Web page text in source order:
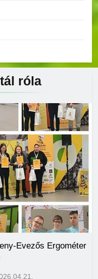
róla
Evezős Ergométer